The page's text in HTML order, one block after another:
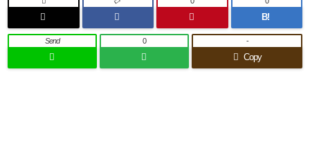
B!
Send 0
Copy
-